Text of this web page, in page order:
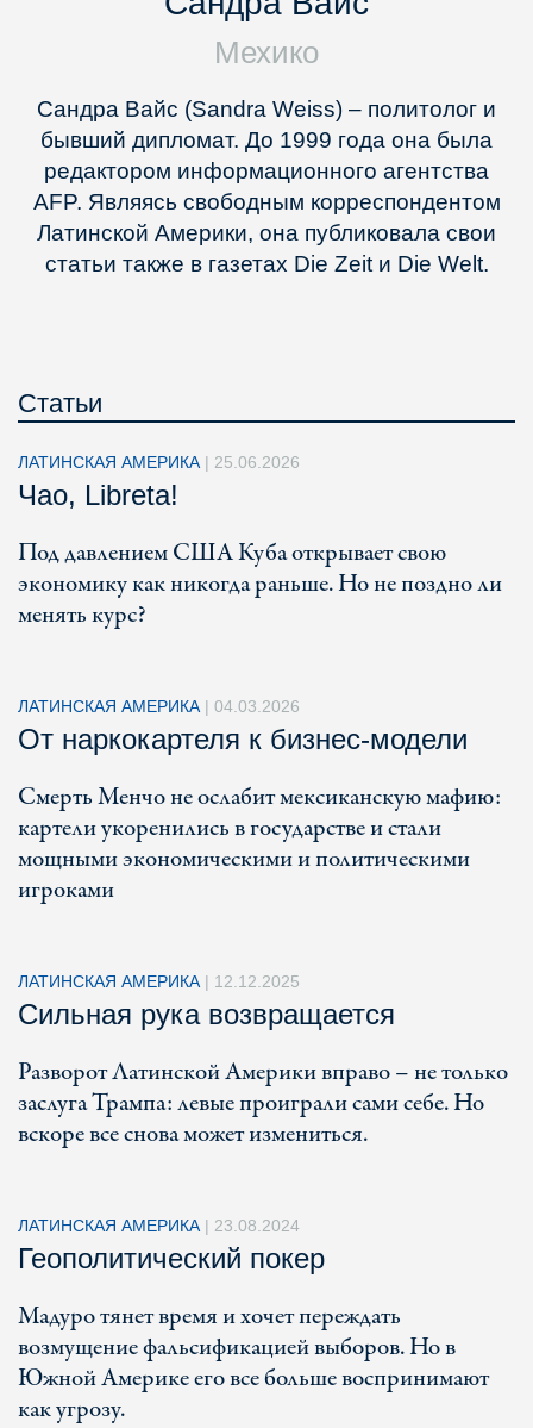
Мехико
Сандра Вайс (Sandra Weiss) – политолог и
бывший дипломат. До 1999 года она была
редактором информационного агентства
AFP. Являясь свободным корреспондентом
Латинской Америки, она публиковала свои
статьи также в газетах Die Zeit и Die Welt.
Статьи
ЛАТИНСКАЯ АМЕРИКА | 25.06.2026
Чао, Libreta!
Под давлением США Куба открывает свою
экономику как никогда раньше. Но не поздно ли
менять курс?
ЛАТИНСКАЯ АМЕРИКА | 04.03.2026
От наркокартеля к бизнес-модели
Смерть Менчо не ослабит мексиканскую мафию:
картели укоренились в государстве и стали
мощными экономическими и политическими
игроками
ЛАТИНСКАЯ АМЕРИКА | 12.12.2025
Сильная рука возвращается
Разворот Латинской Америки вправо – не только
заслуга Трампа: левые проиграли сами себе. Но
вскоре все снова может измениться.
ЛАТИНСКАЯ АМЕРИКА | 23.08.2024
Геополитический покер
Мадуро тянет время и хочет переждать
возмущение фальсификацией выборов. Но в
Южной Америке его все больше воспринимают
как угрозу.